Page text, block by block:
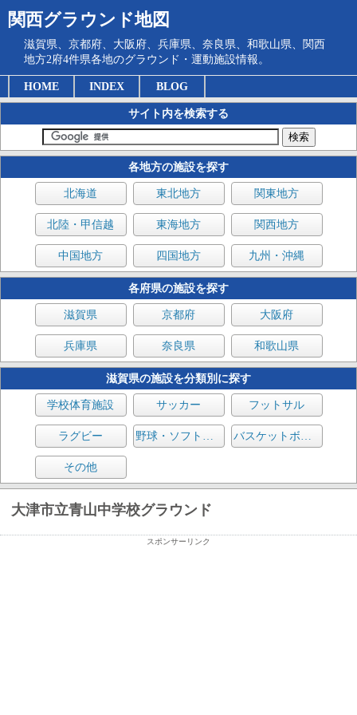
関西グラウンド地図
滋賀県、京都府、大阪府、兵庫県、奈良県、和歌山県、関西
地方2府4件県各地のグラウンド・運動施設情報。
HOME INDEX BLOG
サイト内を検索する
各地方の施設を探す
北海道 東北地方 関東地方
北陸・甲信越 東海地方 関西地方
中国地方 四国地方 九州・沖縄
各府県の施設を探す
滋賀県 京都府 大阪府
兵庫県 奈良県 和歌山県
滋賀県の施設を分類別に探す
学校体育施設 サッカー フットサル
ラグビー 野球・ソフトボール バスケットボール
その他
大津市立青山中学校グラウンド
スポンサーリンク